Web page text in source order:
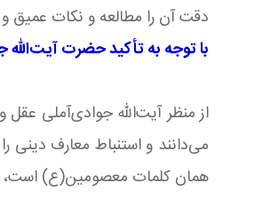
دقت آن را مطالعه و نکات عمیق
با توجه به تأکید حضرت
از منظر آیت‌الله جوادی‌آملی عقل
می‌دانند و استنباط معارف
همان کلمات معصومین(ع)